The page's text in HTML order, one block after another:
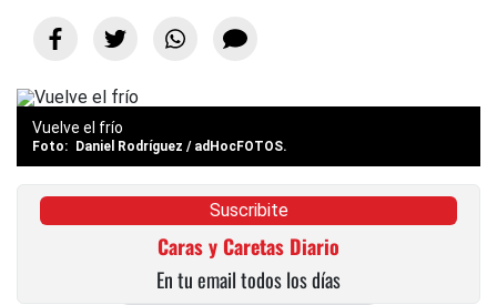
Vuelve el frío
Daniel Rodríguez / adHocFOTOS.
Suscribite
Caras y Caretas Diario
En tu email todos los días